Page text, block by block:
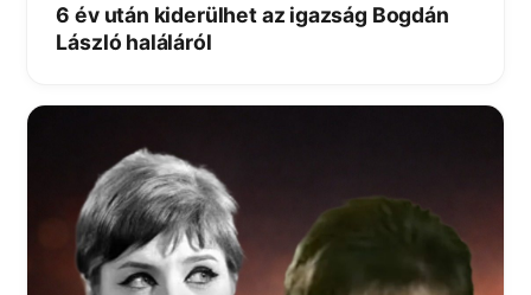
6 év után kiderülhet az igazság Bogdán
László haláláról